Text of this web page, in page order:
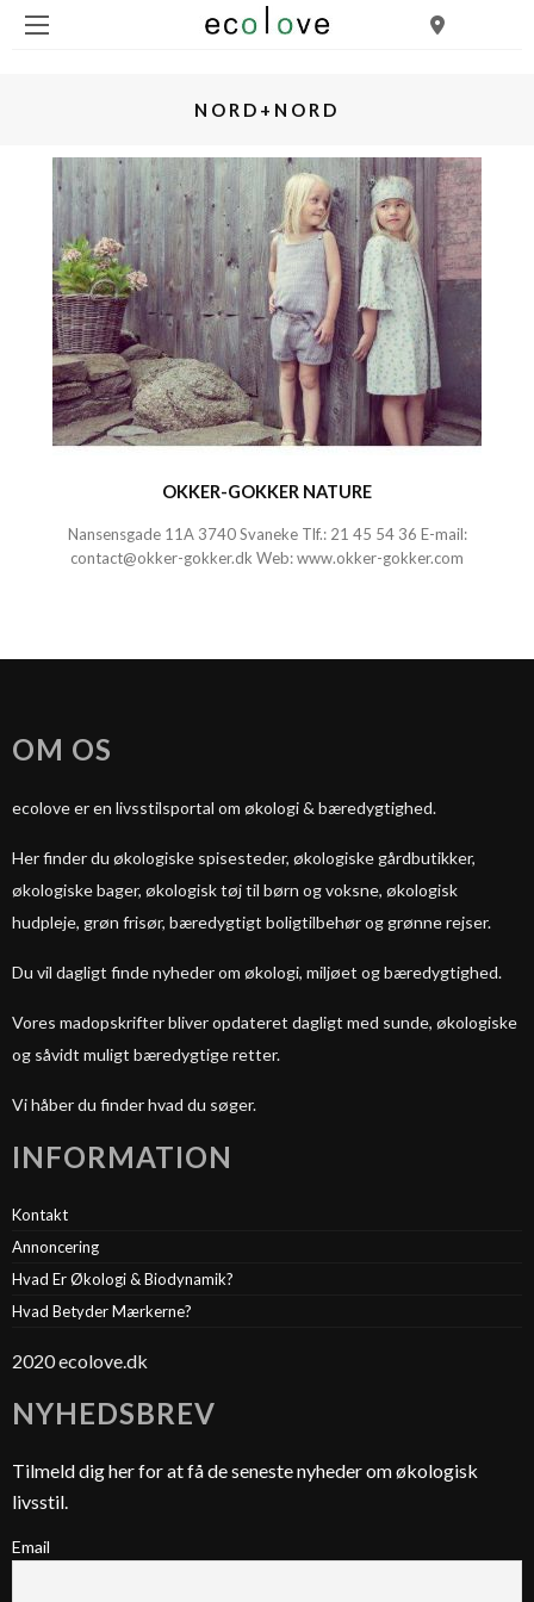
NORD+NORD
OKKER-GOKKER NATURE
Nansensgade 11A 3740 Svaneke Tlf.: 21 45 54 36 E-mail:
contact@okker-gokker.dk Web:www.okker-gokker.com
OM OS
ecolove er en livsstilsportal om økologi & bæredygtighed.
Her finder du økologiske spisesteder, økologiske gårdbutikker,
økologiske bager, økologisk tøj til børn og voksne, økologisk
hudpleje, grøn frisør, bæredygtigt boligtilbehør og grønne rejser.
Du vil dagligt finde nyheder om økologi, miljøet og bæredygtighed.
Vores madopskrifter bliver opdateret dagligt med sunde, økologiske
og såvidt muligt bæredygtige retter.
Vi håber du finder hvad du søger.
INFORMATION
Kontakt
Annoncering
Hvad Er Økologi & Biodynamik?
Hvad Betyder Mærkerne?
2020 ecolove.dk
NYHEDSBREV
Tilmeld dig her for at få de seneste nyheder om økologisk
livsstil.
Email